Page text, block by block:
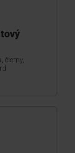
čierny,